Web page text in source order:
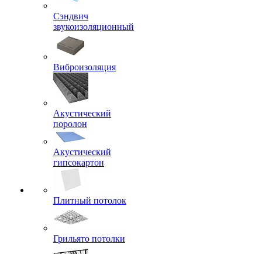
Сэндвич
звукоизоляционный
Виброизоляция
Акустический
поролон
Акустический
гипсокартон
Плитный потолок
Грильято потолки